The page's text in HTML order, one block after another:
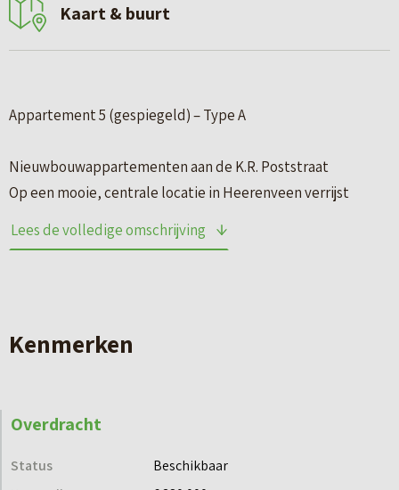
Kaart & buurt
Appartement 5 (gespiegeld) – Type A
Nieuwbouwappartementen aan de K.R. Poststraat
Op een mooie, centrale locatie in Heerenveen verrijst
comfortabele nieuwbouwappartementen. De
beschikt over:
– gelegen op de begane grond
Lees de volledige omschrijving
Kenmerken
Overdracht
Status
Beschikbaar